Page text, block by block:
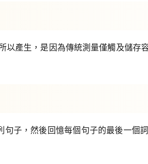
產生，是因為傳統測量僅觸及儲存
子，然後回憶每個句子的最後一個